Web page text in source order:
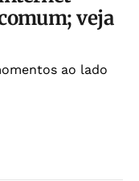
veja
ao lado